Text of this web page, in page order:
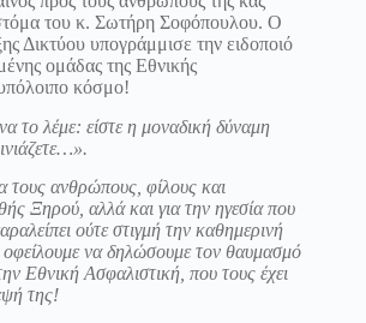
του κ. Σωτήρη Σοφόπουλου. Ο
Δικτύου υπογράμμισε την ειδοποιό
ομάδας της Εθνικής
κόσμο!
το λέμε: είστε η μοναδική δύναμη
τους ανθρώπους, φίλους και
Ξηρού, αλλά και για την ηγεσία που
ούτε στιγμή την καθημερινή
οφείλουμε να δηλώσουμε τον θαυμασμό
Εθνική Ασφαλιστική, που τους έχει
της!